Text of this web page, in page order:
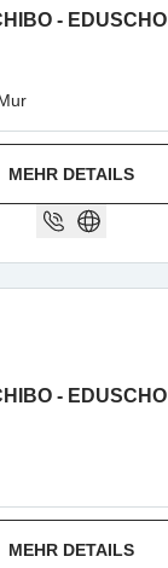
- EDUSCHO
MEHR DETAILS
- EDUSCHO
MEHR DETAILS